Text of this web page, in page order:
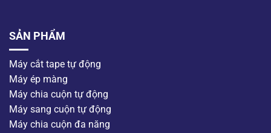
SẢN PHẨM
Máy cắt tape tự động
Máy ép màng
Máy chia cuộn tự động
Máy sang cuộn tự động
Máy chia cuộn đa năng